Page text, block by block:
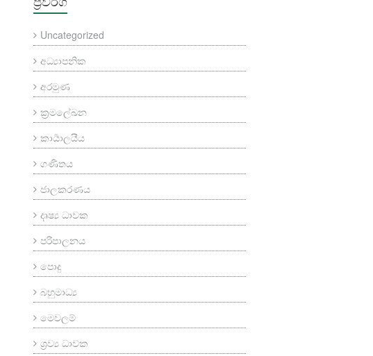
Uncategorized
අධ්‍යාපනික
අරමුණ
ක්‍රමලේඛන
කාර්‍යාලයීය
ගණිතය
ජාලකරණය
දෘෂ්‍ය ධාවක
පරිපාලනය
පොදු
බහුමාධ්‍ය
මෙවලම්
ශ්‍රව්‍ය ධාවක